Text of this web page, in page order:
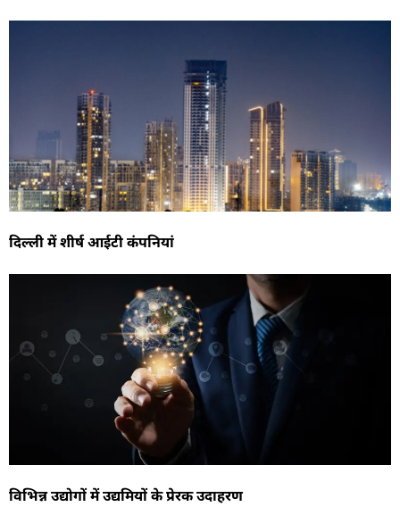
दिल्ली में शीर्ष आईटी कंपनियां
विभिन्न उद्योगों में उद्यमियों के प्रेरक उदाहरण